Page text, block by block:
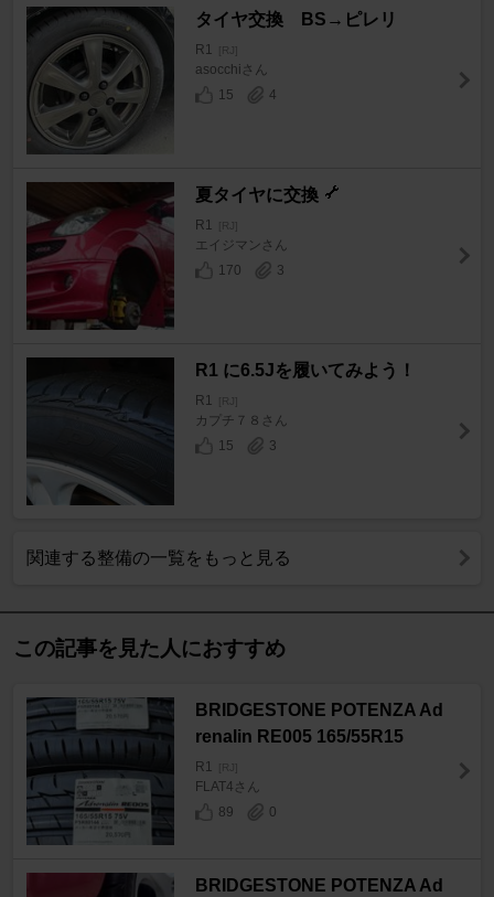
タイヤ交換 BS→ピレリ
R1 [RJ]
asocchiさん
15
4
夏タイヤに交換
R1 [RJ]
エイジマンさん
170
3
R1 に6.5Jを履いてみよう！
R1 [RJ]
カプチ７８さん
15
3
関連する整備の一覧をもっと見る
この記事を見た人におすすめ
BRIDGESTONE POTENZA Ad
renalin RE005 165/55R15
R1 [RJ]
FLAT4さん
89
0
BRIDGESTONE POTENZA Ad